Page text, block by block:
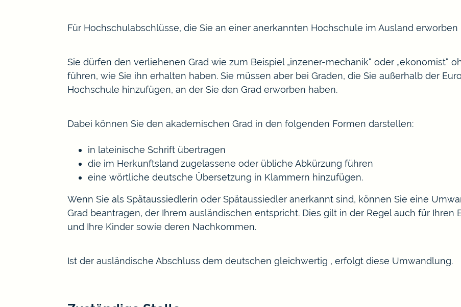
Für Hochschulabschlüsse, die Sie an einer anerkannten Hochschule im Ausland erworben
Sie dürfen den verliehenen Grad wie zum Beispiel „inzener-mechanik“ oder „ekonomist“
führen, wie Sie ihn erhalten haben. Sie müssen aber bei Graden, die Sie außerhalb der
Hochschule hinzufügen, an der Sie den Grad erworben haben.
Dabei können Sie den akademischen Grad in den folgenden Formen darstellen:
in lateinische Schrift übertragen
die im Herkunftsland zugelassene oder übliche Abkürzung führen
eine wörtliche deutsche Übersetzung in Klammern hinzufügen.
Wenn Sie als Spätaussiedlerin oder Spätaussiedler anerkannt sind, können Sie eine
Grad beantragen, der Ihrem ausländischen entspricht. Dies gilt in der Regel auch für Ihren
und Ihre Kinder sowie deren Nachkommen.
Ist der ausländische Abschluss dem deutschen gleichwertig , erfolgt diese Umwandlung.